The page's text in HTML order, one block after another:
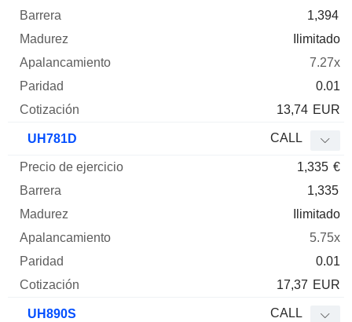
1,394
Ilimitado
7.27x
0.01
13,74 EUR
UH781D CALL
1,335 €
1,335
Ilimitado
5.75x
0.01
17,37 EUR
UH890S CALL